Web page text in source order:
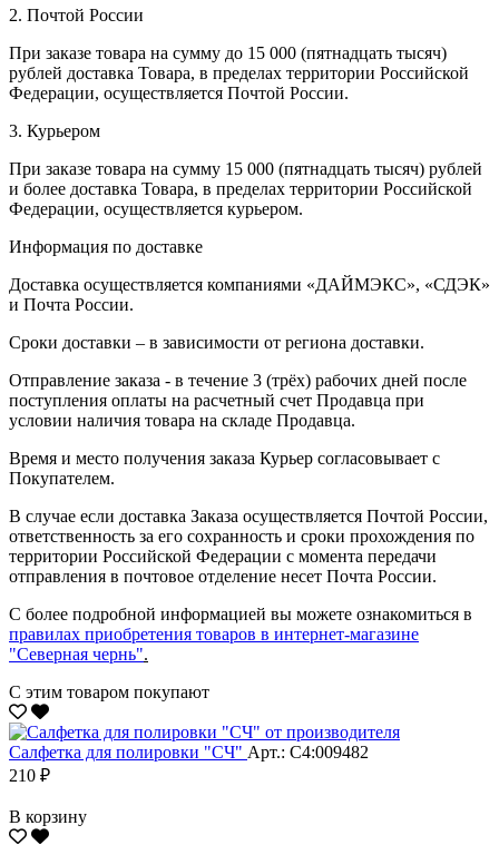
2. Почтой России
При заказе товара на сумму до 15 000 (пятнадцать тысяч)
рублей доставка Товара, в пределах территории Российской
Федерации, осуществляется Почтой России.
3. Курьером
При заказе товара на сумму 15 000 (пятнадцать тысяч) рублей
и более доставка Товара, в пределах территории Российской
Федерации, осуществляется курьером.
Информация по доставке
Доставка осуществляется компаниями «ДАЙМЭКС», «СДЭК»
и Почта России.
Сроки доставки – в зависимости от региона доставки.
Отправление заказа - в течение 3 (трёх) рабочих дней после
поступления оплаты на расчетный счет Продавца при
условии наличия товара на складе Продавца.
Время и место получения заказа Курьер согласовывает с
Покупателем.
В случае если доставка Заказа осуществляется Почтой России,
ответственность за его сохранность и сроки прохождения по
территории Российской Федерации с момента передачи
отправления в почтовое отделение несет Почта России.
С более подробной информацией вы можете ознакомиться в
правилах приобретения товаров в интернет-магазине
"Северная чернь".
С этим товаром покупают
Салфетка для полировки "CЧ" Арт.: С4:009482
210 ₽
В корзину